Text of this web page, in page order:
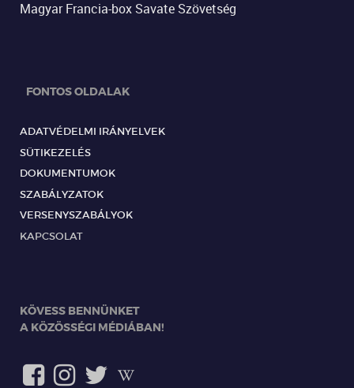
Magyar Francia-box Savate Szövetség
FONTOS OLDALAK
ADATVÉDELMI IRÁNYELVEK
SÜTIKEZELÉS
DOKUMENTUMOK
SZABÁLYZATOK
VERSENYSZABÁLYOK
KAPCSOLAT
KÖVESS BENNÜNKET
A KÖZÖSSÉGI MÉDIÁBAN!